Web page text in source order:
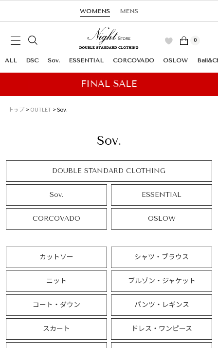
WOMENS MENS
0
ALL DSC Sov. ESSENTIAL CORCOVADO OSLOW
トップ OUTLET Sov.
Sov.
DOUBLE STANDARD CLOTHING
Sov. ESSENTIAL
CORCOVADO OSLOW
カットソー シャツ・ブラウス
ニット ブルゾン・ジャケット
コート・ダウン パンツ・レギンス
スカート ドレス・ワンピース